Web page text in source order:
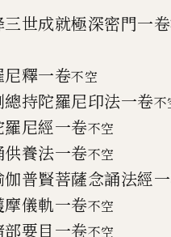
世成就極深密門一卷
釋一卷不空
持陀羅尼印法一卷不
尼經一卷不空
養法一卷不空
普賢菩薩念誦法經
儀軌一卷不空
部要目一卷不空